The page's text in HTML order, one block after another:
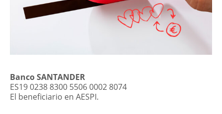
Banco SANTANDER
ES19 0238 8300 5506 0002 8074
El beneficiario en AESPI.